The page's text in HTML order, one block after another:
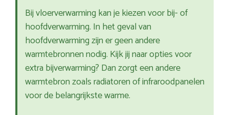
Bij vloerverwarming kan je kiezen voor bij- of
hoofdverwarming. In het geval van
hoofdverwarming zijn er geen andere
warmtebronnen nodig. Kijk jij naar opties voor
extra bijverwarming? Dan zorgt een andere
warmtebron zoals radiatoren of infraroodpanelen
voor de belangrijkste warme.